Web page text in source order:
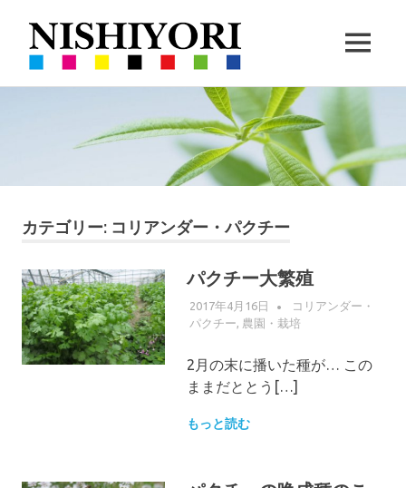
依
撮
影・
｜
沖
縄
栽
MENU
カテゴリー: コリアンダー・パクチー
パクチー大繁殖
2017年4月16日 WPMASTER
コリアンダー・
パクチー, 農園・栽培
2月の末に播いた種が… この
ままだととう[…]
もっと読む